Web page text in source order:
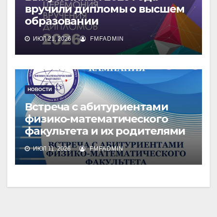
вручили дипломы о высшем
образовании
ИЮЛ 21, 2026 FMFADMIN
НОВОСТИ
Встреча с абитуриентами
физико-математического
факультета и их родителями
ИЮЛ 11, 2026 FMFADMIN